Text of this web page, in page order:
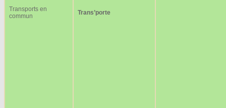
Transports en
commun
Trans’porte